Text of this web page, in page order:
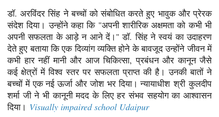
डॉ. अरविंदर सिंह ने बच्चों को संबोधित करते हुए भावुक और प्रेरक
संदेश दिया। उन्होंने कहा कि "अपनी शारीरिक अक्षमता को कभी भी
अपनी सफलता के आड़े न आने दें।" डॉ. सिंह ने स्वयं का उदाहरण
देते हुए बताया कि एक दिव्यांग व्यक्ति होने के बावजूद उन्होंने जीवन में
कभी हार नहीं मानी और आज चिकित्सा, प्रबंधन और कानून जैसे
कई क्षेत्रों में विश्व स्तर पर सफलता प्राप्त की है। उनकी बातों ने
बच्चों में एक नई ऊर्जा और जोश भर दिया। न्यायाधीश श्री कुलदीप
शर्मा जी ने भी कानूनी मदद के लिए हर संभव सहयोग का आश्वासन
दिया। Visually impaired school Udaipur